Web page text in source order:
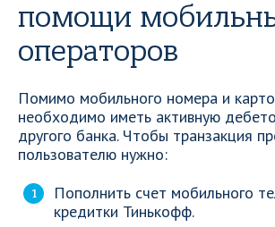
помощи
операторов
Помимо мобильного номера и
необходимо иметь активную
другого банка. Чтобы транзакция
пользователю нужно:
Пополнить счет мобильного
кредитки Тинькофф.